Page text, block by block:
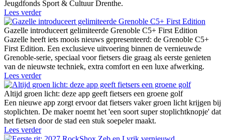
Jeugdfonds Sport & Cultuur Drenthe.
Lees verder
Gazelle introduceert gelimiteerde Grenoble C5+ First Edition
Gazelle heeft iets moois nieuws gepresenteerd: de Grenoble C5+
First Edition. Een exclusieve uitvoering binnen de vernieuwde
Grenoble-serie, speciaal voor fietsers die graag als eerste genieten
van de nieuwste techniek, extra comfort en een luxe afwerking.
Lees verder
Altijd groen licht: deze app geeft fietsers een groene golf
Een nieuwe app zorgt ervoor dat fietsers vaker groen licht krijgen bij
stoplichten. De maker noemt het 'een soort super stoplichtknopje' dat
het fietsen door de stad een stuk soepeler maakt.
Lees verder